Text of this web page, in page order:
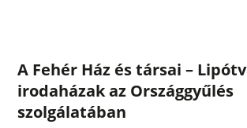
A Fehér Ház és társai –
irodaházak az Országgyűlés
szolgálatában